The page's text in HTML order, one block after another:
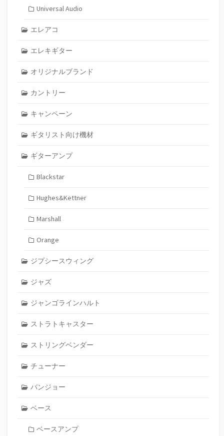
Universal Audio
エレアコ
エレキギター
オリジナルブランド
カントリー
キャンペーン
ギタリスト向け機材
ギターアンプ
Blackstar
Hughes&Kettner
Marshall
Orange
ジプシースウィング
ジャズ
ジャンゴラインハルト
ストラトキャスター
ストリングベンダー
チューナー
バンジョー
ベース
ベースアンプ